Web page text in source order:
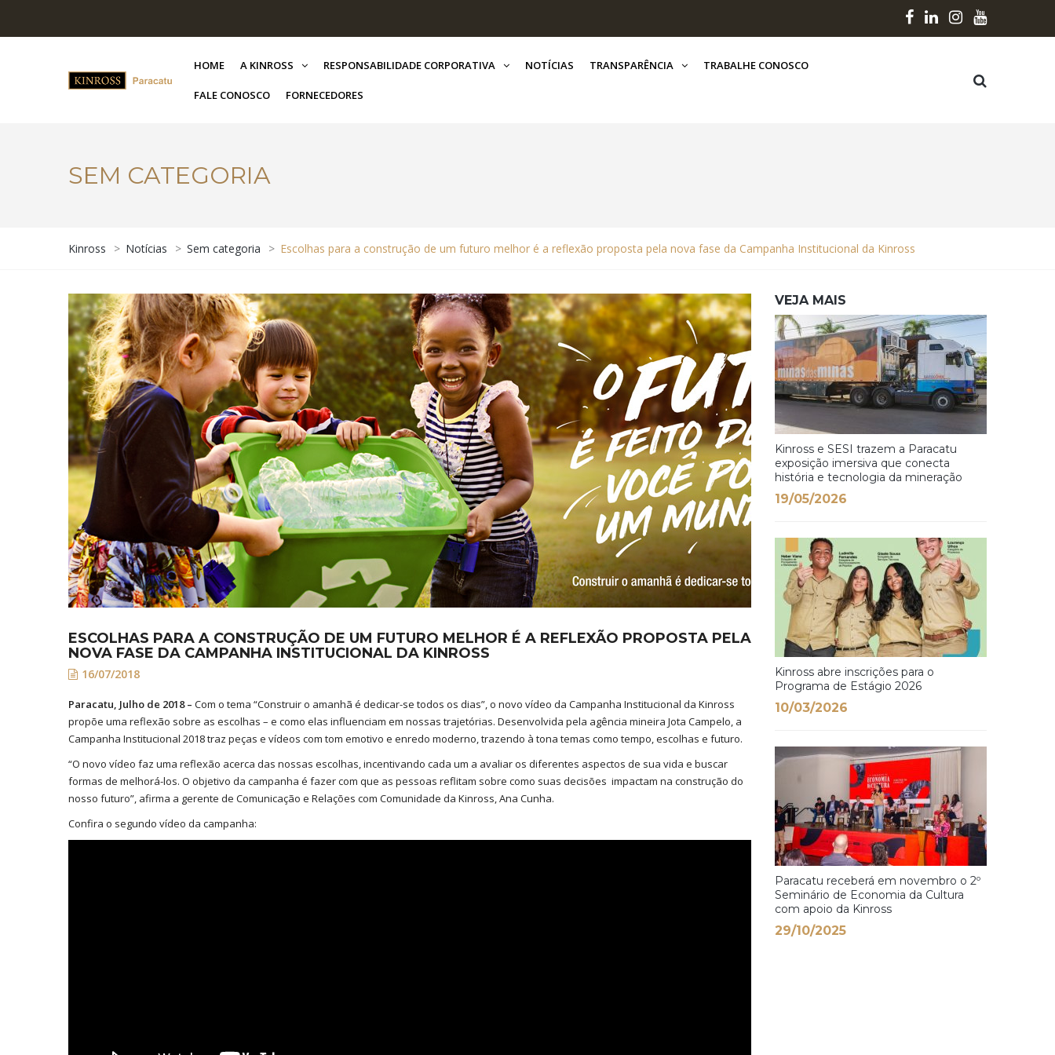
HOME A KINROSS RESPONSABILIDADE CORPORATIVA NOTÍCIAS TRANSPARÊNCIA TRABALHE CONOSCO
FALE CONOSCO FORNECEDORES
SEM CATEGORIA
Kinross > Notícias > Sem categoria > Escolhas para a construção de um futuro melhor é a reflexão proposta pela nova fase da Campanha Institucional da Kinross
ESCOLHAS PARA A CONSTRUÇÃO DE UM FUTURO MELHOR É A REFLEXÃO PROPOSTA PELA
NOVA FASE DA CAMPANHA INSTITUCIONAL DA KINROSS
16/07/2018
Paracatu, Julho de 2018 – Com o tema “Construir o amanhã é dedicar-se todos os dias”, o novo vídeo da Campanha Institucional da Kinross
propõe uma reflexão sobre as escolhas – e como elas influenciam em nossas trajetórias. Desenvolvida pela agência mineira Jota Campelo, a
Campanha Institucional 2018 traz peças e vídeos com tom emotivo e enredo moderno, trazendo à tona temas como tempo, escolhas e futuro.
“O novo vídeo faz uma reflexão acerca das nossas escolhas, incentivando cada um a avaliar os diferentes aspectos de sua vida e buscar
formas de melhorá-los. O objetivo da campanha é fazer com que as pessoas reflitam sobre como suas decisões impactam na construção do
nosso futuro”, afirma a gerente de Comunicação e Relações com Comunidade da Kinross, Ana Cunha.
Confira o segundo vídeo da campanha:
VEJA MAIS
Kinross e SESI trazem a Paracatu
exposição imersiva que conecta
história e tecnologia da mineração
19/05/2026
Kinross abre inscrições para o
Programa de Estágio 2026
10/03/2026
Paracatu receberá em novembro o 2º
Seminário de Economia da Cultura
com apoio da Kinross
29/10/2025